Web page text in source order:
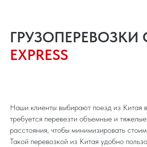
ГРУЗОПЕРЕВОЗКИ
EXPRESS
Наши клиенты выбирают поезд из Китая
требуется перевезти объемные и
расстояния, чтобы минимизировать
Такой перевозкой из Китая удобно